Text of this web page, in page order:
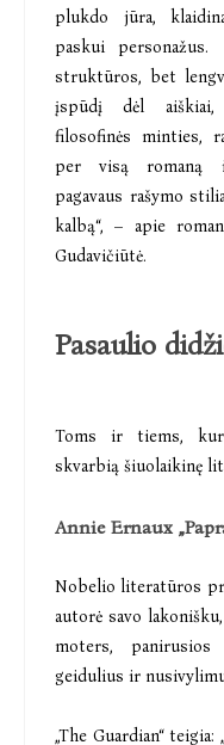
plukdo jūra,
paskui
struktūros, bet
įspūdį dėl aiškiai,
filosofinės minties,
per visą romaną
pagavaus rašymo
kalbą“, – apie
Gudavičiūtė.
Pasaulio
Toms ir tiems,
skvarbią šiuolaikinę
Annie Ernaux
Nobelio literatūros
autorė savo
moters,
geidulius ir
„The Guardian“